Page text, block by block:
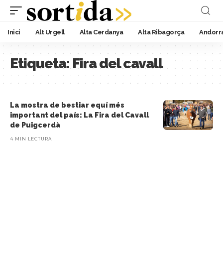
Inici Alt Urgell Alta Cerdanya Alta Ribagorça
Etiqueta:Fira del cavall
La mostra de bestiar equí més
important del país: La Fira del Cavall
de Puigcerdà
4 MIN LECTURA